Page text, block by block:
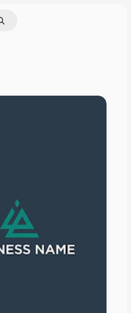
検索
検索